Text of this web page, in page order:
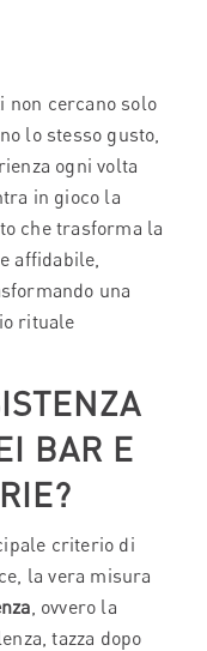
non cercano solo
lo stesso gusto,
ogni volta
in gioco la
che trasforma la
affidabile,
una
rituale
BAR E
criterio di
la vera misura
, ovvero la
tazza dopo